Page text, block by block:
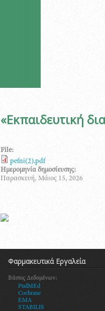
«Εκπαιδευτική
File:
pefni(2).pdf
Ημερομηνία δημοσίευσης:
Παρασκευή, Μάιος 15, 2026
Φαρμακευτικά Εργαλεία
Βάσεις Δεδομένων:
PudMEd
Cochrane
EMA
STABILIS